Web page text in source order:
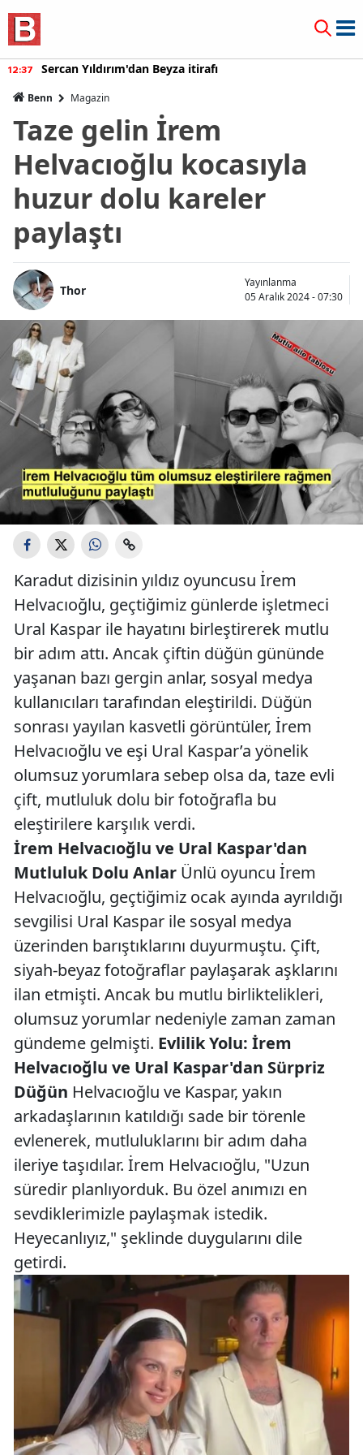
12:37 Sercan Yıldırım'dan Beyza itirafı
Benn Magazin
Taze gelin İrem
Helvacıoğlu kocasıyla
huzur dolu kareler
paylaştı
Thor
Yayınlanma
05 Aralık 2024 - 07:30
Karadut dizisinin yıldız oyuncusu İrem
Helvacıoğlu, geçtiğimiz günlerde işletmeci
Ural Kaspar ile hayatını birleştirerek mutlu
bir adım attı. Ancak çiftin düğün gününde
yaşanan bazı gergin anlar, sosyal medya
kullanıcıları tarafından eleştirildi. Düğün
sonrası yayılan kasvetli görüntüler, İrem
Helvacıoğlu ve eşi Ural Kaspar’a yönelik
olumsuz yorumlara sebep olsa da, taze evli
çift, mutluluk dolu bir fotoğrafla bu
eleştirilere karşılık verdi.
İrem Helvacıoğlu ve Ural Kaspar'dan
Mutluluk Dolu Anlar Ünlü oyuncu İrem
Helvacıoğlu, geçtiğimiz ocak ayında ayrıldığı
sevgilisi Ural Kaspar ile sosyal medya
üzerinden barıştıklarını duyurmuştu. Çift,
siyah-beyaz fotoğraflar paylaşarak aşklarını
ilan etmişti. Ancak bu mutlu birliktelikleri,
olumsuz yorumlar nedeniyle zaman zaman
gündeme gelmişti. Evlilik Yolu: İrem
Helvacıoğlu ve Ural Kaspar'dan Sürpriz
Düğün Helvacıoğlu ve Kaspar, yakın
arkadaşlarının katıldığı sade bir törenle
evlenerek, mutluluklarını bir adım daha
ileriye taşıdılar. İrem Helvacıoğlu, "Uzun
süredir planlıyorduk. Bu özel anımızı en
sevdiklerimizle paylaşmak istedik.
Heyecanlıyız," şeklinde duygularını dile
getirdi.